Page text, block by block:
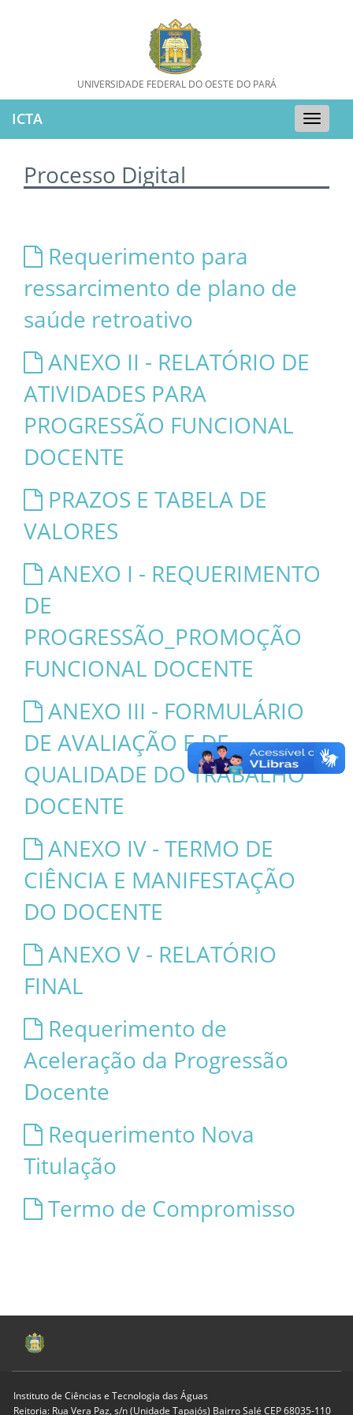
UNIVERSIDADE FEDERAL DO OESTE DO PARÁ
Toggle
ICTA
Processo Digital
Requerimento para
ressarcimento de plano de
saúde retroativo
ANEXO II - RELATÓRIO DE
ATIVIDADES PARA
PROGRESSÃO FUNCIONAL
DOCENTE
PRAZOS E TABELA DE
VALORES
ANEXO I - REQUERIMENTO
DE
PROGRESSÃO_PROMOÇÃO
FUNCIONAL DOCENTE
ANEXO III - FORMULÁRIO
DE AVALIAÇÃO E DE
QUALIDADE DO TRABALHO
DOCENTE
ANEXO IV - TERMO DE
CIÊNCIA E MANIFESTAÇÃO
DO DOCENTE
ANEXO V - RELATÓRIO
FINAL
Requerimento de
Aceleração da Progressão
Docente
Requerimento Nova
Titulação
Termo de Compromisso
Instituto de Ciências e Tecnologia das Águas
Reitoria: Rua Vera Paz, s/n (Unidade Tapajós) Bairro Salé CEP 68035-110